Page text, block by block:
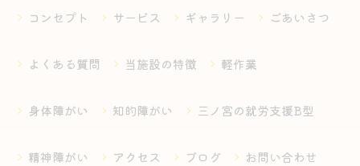
コンセプト サービス ギャラリー ごあいさつ
よくある質問 当施設の特徴 軽作業
身体障がい 知的障がい 三ノ宮の就労支援B型
精神障がい アクセス ブログ お問い合わせ